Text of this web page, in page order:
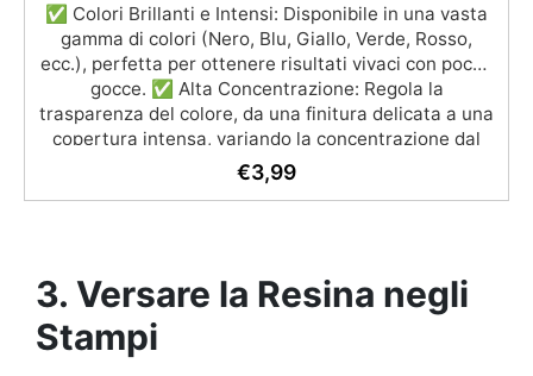
✅ Colori Brillanti e Intensi: Disponibile in una vasta
gamma di colori (Nero, Blu, Giallo, Verde, Rosso,
ecc.), perfetta per ottenere risultati vivaci con poche
gocce. ✅ Alta Concentrazione: Regola la
trasparenza del colore, da una finitura delicata a una
copertura intensa, variando la concentrazione dal
0,01% al 5%. ✅ Facile da Usare: Aggiungi al
componente A della resina e mescola fino a ottenere
con resine epossidiche e acriliche, garantendo una
miscela omogenea. ✅ Non Compatibile con Resine
Poliuretaniche: Assicurati di utilizzarla solo con
resine epossidiche o acriliche, non adatta per resine
€3,99
3. Versare la Resina negli
Stampi